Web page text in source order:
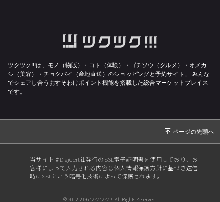
ツクツク!!!は、モノ（物販）・コト（体験）・ゴチソウ（グルメ）・オメカ
シ（美容）・チョクバイ（産地直送）のショッピングと予約サイト。
みんな
でシェアし合うおすそわけポイント機能を搭載した総合マーケットプレイス
です。
当サイトはDigiCert社発行のSSL電子証明書を使用しており、お
客様によって入力される内容は個人情報保護方針に基づき送信
時にSSLという暗号化技術によって保護されます。
© 2012-2026 ツクツク!!! All Rights Reserved.